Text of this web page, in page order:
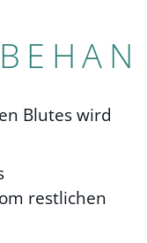
Blutes wird
restlichen